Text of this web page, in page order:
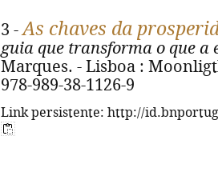
3 -As chaves da
guia que transforma o que a
Marques. - Lisboa :
978-989-38-1126-9
Link persistente: http://